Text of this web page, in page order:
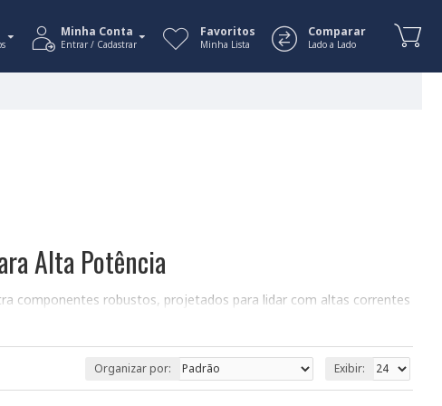
Minha Conta
Entrar / Cadastrar
Favoritos
Minha Lista
Comparar
Lado a Lado
Alta Potência
componentes robustos, projetados para lidar com altas correntes
x Corrente) ou P = I² x R (Potência = Corrente² x
componente e danos ao circuito.
Organizar por: Exibir: